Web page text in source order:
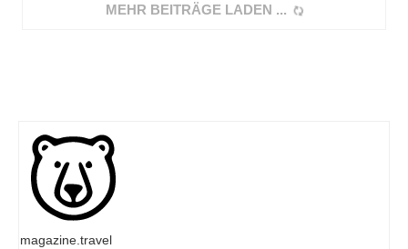
MEHR BEITRÄGE LADEN
magazine.travel